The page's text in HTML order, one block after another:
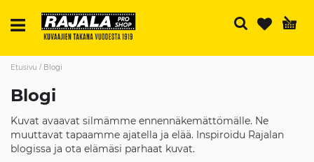
Etusivu Blogi
Blogi
Kuvat avaavat silmämme ennennäkemättömälle. Ne
muuttavat tapaamme ajatella ja elää. Inspiroidu Rajalan
blogissa ja ota elämäsi parhaat kuvat.